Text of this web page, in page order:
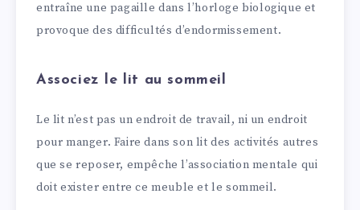
entraîne une pagaille dans l’horloge biologique et
provoque des difficultés d’endormissement.
Associez le lit au sommeil
Le lit n’est pas un endroit de travail, ni un endroit
pour manger. Faire dans son lit des activités autres
que se reposer, empêche l’association mentale qui
doit exister entre ce meuble et le sommeil.